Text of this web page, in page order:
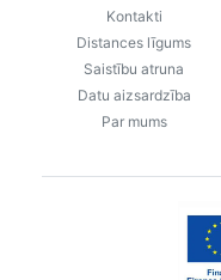
Kontakti
Distances līgums
Saistību atruna
Datu aizsardzība
Par mums